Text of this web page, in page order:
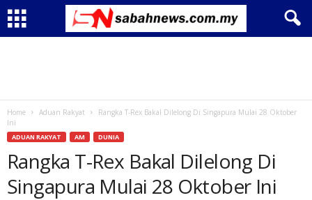
Home Aduan Rakyat
Rangka T-Rex Bakal Dilelong Di Singapura Mulai 28 Oktober
Ini
ADUAN RAKYAT AM DUNIA
Rangka T-Rex Bakal Dilelong Di
Singapura Mulai 28 Oktober Ini